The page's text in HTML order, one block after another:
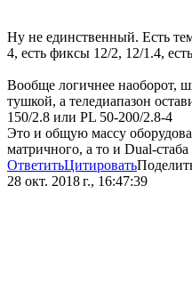
Ну не единственный. Есть
4, есть фиксы 12/2, 12/1.4,
Вообще логичнее наоборот,
тушкой, а теледиапазон
150/2.8 или PL 50-200/2.8-4
Это и общую массу
матричного, а то и Dual-стаба
ОтветитьЦитировать
28 окт. 2018 г., 16:47:39